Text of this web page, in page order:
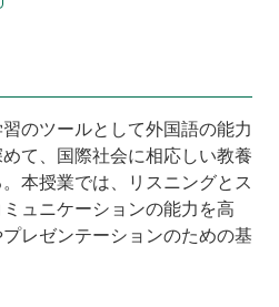
のツールとして外国語の能力
て、国際社会に相応しい教養
本授業では、リスニングとス
ュニケーションの能力を高
レゼンテーションのための基